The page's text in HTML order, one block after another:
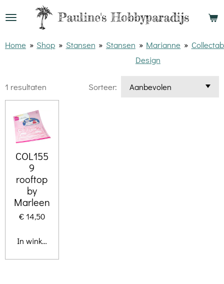
Ga
naar
Pauline'sHobbyparadijs
Home » Shop » Stansen » Stansen » Marianne
Design
»
1 resultaten Sorteer:
COL155
9
rooftop
by
Marleen
€ 14,50
In winkelwagen